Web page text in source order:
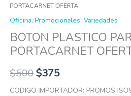
PORTACARNET OFERTA
Oficina, Promocionales, Variedades
BOTON PLASTICO
PORTACARNET
$500$375
CODIGO IMPORTADOR: PROMOS
PORTACARNET
OFERTA